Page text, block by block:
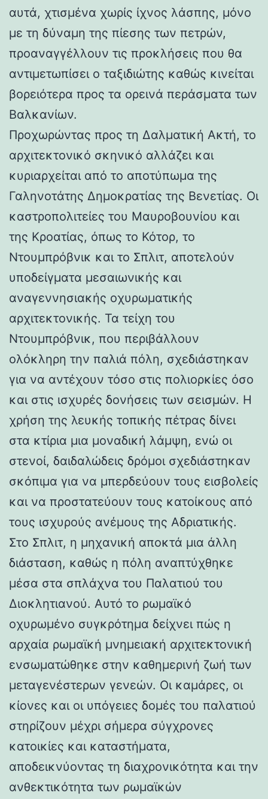
αυτά, χτισμένα χωρίς ίχνος λάσπης, μόνο
με τη δύναμη της πίεσης των πετρών,
προαναγγέλλουν τις προκλήσεις που θα
αντιμετωπίσει ο ταξιδιώτης καθώς κινείται
βορειότερα προς τα ορεινά περάσματα των
Βαλκανίων.
Προχωρώντας προς τη Δαλματική Ακτή, το
αρχιτεκτονικό σκηνικό αλλάζει και
κυριαρχείται από το αποτύπωμα της
Γαληνοτάτης Δημοκρατίας της Βενετίας. Οι
καστροπολιτείες του Μαυροβουνίου και
της Κροατίας, όπως το Κότορ, το
Ντουμπρόβνικ και το Σπλιτ, αποτελούν
υποδείγματα μεσαιωνικής και
αναγεννησιακής οχυρωματικής
αρχιτεκτονικής. Τα τείχη του
Ντουμπρόβνικ, που περιβάλλουν
ολόκληρη την παλιά πόλη, σχεδιάστηκαν
για να αντέχουν τόσο στις πολιορκίες όσο
και στις ισχυρές δονήσεις των σεισμών. Η
χρήση της λευκής τοπικής πέτρας δίνει
στα κτίρια μια μοναδική λάμψη, ενώ οι
στενοί, δαιδαλώδεις δρόμοι σχεδιάστηκαν
σκόπιμα για να μπερδεύουν τους εισβολείς
και να προστατεύουν τους κατοίκους από
τους ισχυρούς ανέμους της Αδριατικής.
Στο Σπλιτ, η μηχανική αποκτά μια άλλη
διάσταση, καθώς η πόλη αναπτύχθηκε
μέσα στα σπλάχνα του Παλατιού του
Διοκλητιανού. Αυτό το ρωμαϊκό
οχυρωμένο συγκρότημα δείχνει πώς η
αρχαία ρωμαϊκή μνημειακή αρχιτεκτονική
ενσωματώθηκε στην καθημερινή ζωή των
μεταγενέστερων γενεών. Οι καμάρες, οι
κίονες και οι υπόγειες δομές του παλατιού
στηρίζουν μέχρι σήμερα σύγχρονες
κατοικίες και καταστήματα,
αποδεικνύοντας τη διαχρονικότητα και την
ανθεκτικότητα των ρωμαϊκών